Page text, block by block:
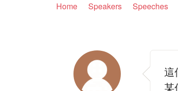
Home Speakers Speeches
這
某